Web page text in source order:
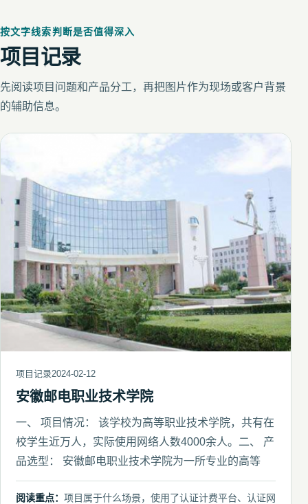
按文字线索判断是否值得深入
项目记录
先阅读项目问题和产品分工，再把图片作为现场或客户背景
的辅助信息。
项目记录2024-02-12
安徽邮电职业技术学院
一、 项目情况： 该学校为高等职业技术学院，共有在
校学生近万人，实际使用网络人数4000余人。二、 产
品选型： 安徽邮电职业技术学院为一所专业的高等
阅读重点： 项目属于什么场景，使用了认证计费平台、认证网